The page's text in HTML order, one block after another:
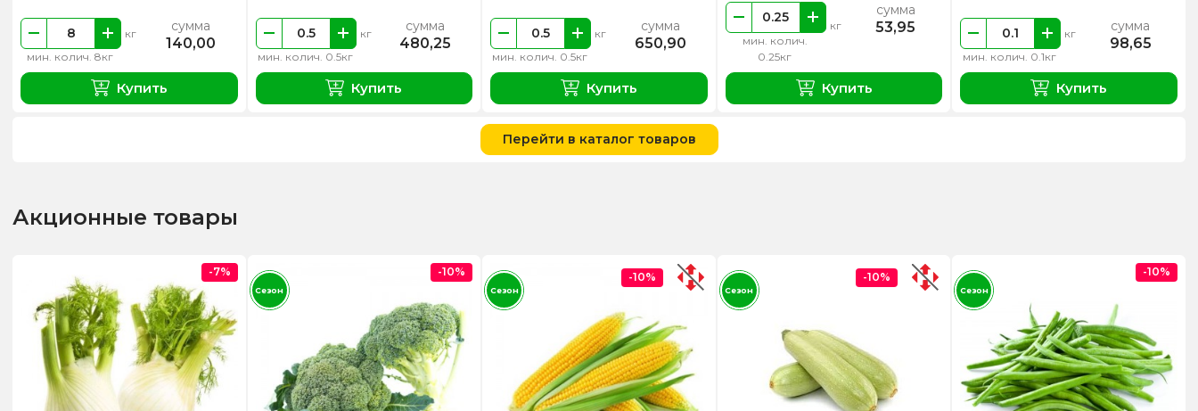
мин. колич. 8кг
кг сумма
140,00
Купить
мин. колич. 0.5кг
кг сумма
480,25
Купить
мин. колич. 0.5кг
кг сумма
650,90
Купить
мин. колич.
0.25кг
кг
сумма
53,95
Купить
мин. колич. 0.1кг
кг сумма
98,65
Купить
Перейти в каталог товаров
Акционные товары
-7% -10%
Сезон
-10%
Сезон
-10%
Сезон
-10%
Сезон